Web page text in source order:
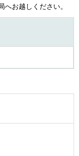
お越しください。